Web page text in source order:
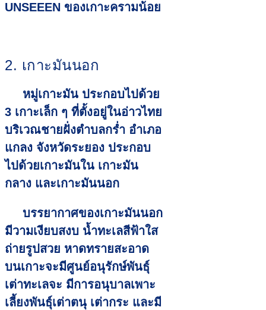
UNSEEEN ของเกาะครามน้อย
2. เกาะมันนอก
หมู่เกาะมัน ประกอบไปด้วย
3 เกาะเล็ก ๆ ที่ตั้งอยู่ในอ่าวไทย
บริเวณชายฝั่งตำบลกร่ำ อำเภอ
แกลง จังหวัดระยอง ประกอบ
ไปด้วยเกาะมันใน เกาะมัน
กลาง และเกาะมันนอก
บรรยากาศของเกาะมันนอก
มีวามเงียบสงบ น้ำทะเลสีฟ้าใส
ถ่ายรูปสวย หาดทรายสะอาด
บนเกาะจะมีศูนย์อนุรักษ์พันธุ์
เต่าทะเลจะ มีการอนุบาลเพาะ
เลี้ยงพันธุ์เต่าตนุ เต่ากระ และมี